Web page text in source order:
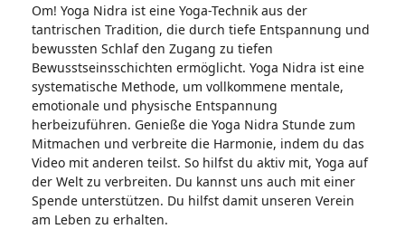
g
s:
Om! Yoga Nidra ist eine Yoga-Technik aus der
tantrischen Tradition, die durch tiefe Entspannung und
bewussten Schlaf den Zugang zu tiefen
Bewusstseinsschichten ermöglicht. Yoga Nidra ist eine
systematische Methode, um vollkommene mentale,
emotionale und physische Entspannung
herbeizuführen. Genieße die Yoga Nidra Stunde zum
Mitmachen und verbreite die Harmonie, indem du das
Video mit anderen teilst. So hilfst du aktiv mit, Yoga auf
der Welt zu verbreiten. Du kannst uns auch mit einer
Spende unterstützen. Du hilfst damit unseren Verein
am Leben zu erhalten.